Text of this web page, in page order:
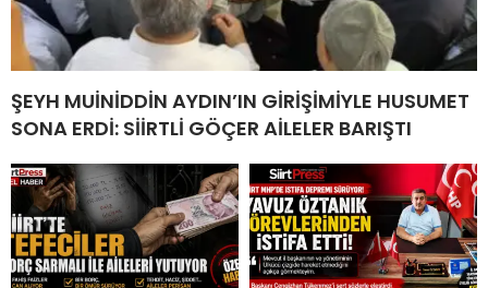
ŞEYH MUİNİDDİN AYDIN’IN GİRİŞİMİYLE HUSUMET
SONA ERDİ: SİİRTLİ GÖÇER AİLELER BARIŞTI